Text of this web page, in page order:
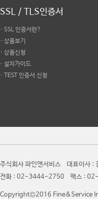
SSL / TLS인증서
· SSL 인증서란?
· 상품보기
· 상품신청
· 설치가이드
· TEST 인증서 신청
주식회사 파인앤서비스 대표이
전화 : 02-3444-2750 팩스 : 02-
Copyright©2016 Fine&Service